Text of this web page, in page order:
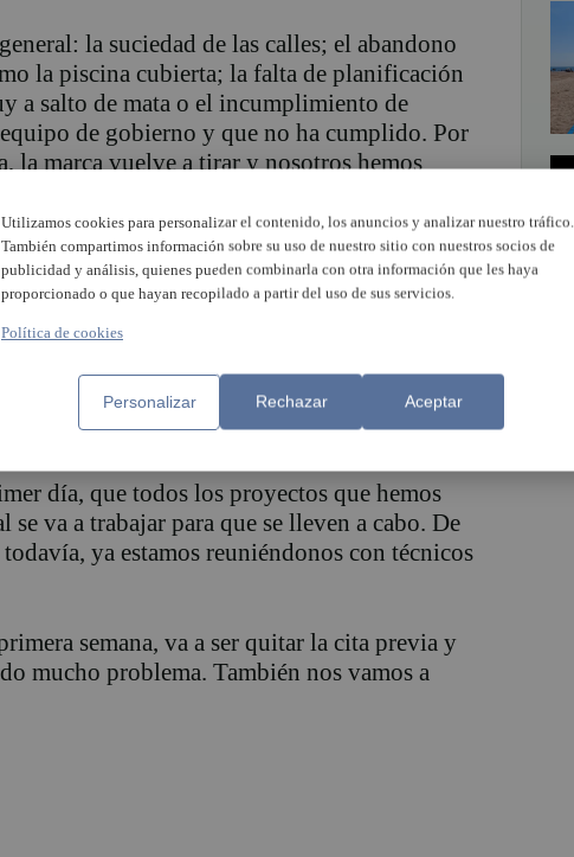
la suciedad de las calles; el abandono
la piscina cubierta; la falta de planificación
a salto de mata o el incumplimiento de
de gobierno y que no ha cumplido. Por
la marca vuelve a tirar y nosotros hemos
cosas que se pueden hacer, son viables, y
gente. Al final nuestro programa se
que han confiado en ustedes?
día, que todos los proyectos que hemos
se va a trabajar para que se lleven a cabo. De
ya estamos reuniéndonos con técnicos
semana, va a ser quitar la cita previa y
mucho problema. También nos vamos a
Utilizamos cookies para personalizar el contenido, los anuncios y analizar nuestro tráfico.
También compartimos información sobre su uso de nuestro sitio con nuestros socios de
publicidad y análisis, quienes pueden combinarla con otra información que les haya
proporcionado o que hayan recopilado a partir del uso de sus servicios.
Política de cookies
Personalizar Rechazar Aceptar